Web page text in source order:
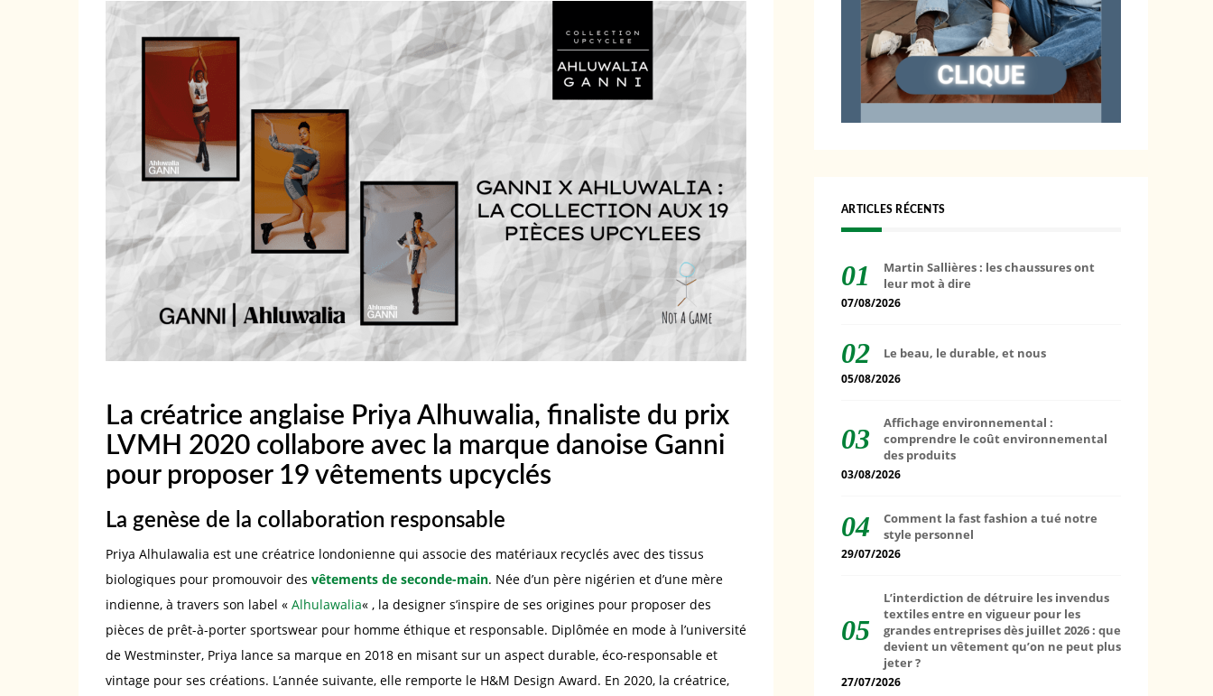
La créatrice anglaise Priya Alhuwalia, finaliste du prix
LVMH 2020 collabore avec la marque danoise Ganni
pour proposer 19 vêtements upcyclés
La genèse de la collaboration responsable
Priya Alhulawalia est une créatrice londonienne qui associe des matériaux recyclés avec des tissus
biologiques pour promouvoir des vêtements de seconde-main. Née d’un père nigérien et d’une mère
indienne, à travers son label « Alhulawalia« , la designer s’inspire de ses origines pour proposer des
pièces de prêt-à-porter sportswear pour homme éthique et responsable. Diplômée en mode à l’université
de Westminster, Priya lance sa marque en 2018 en misant sur un aspect durable, éco-responsable et
vintage pour ses créations. L’année suivante, elle remporte le H&M Design Award. En 2020, la créatrice,
ARTICLES RÉCENTS
Martin Sallières : les chaussures ont
leur mot à dire
07/08/2026
Le beau, le durable, et nous
05/08/2026
Affichage environnemental :
comprendre le coût environnemental
des produits
03/08/2026
Comment la fast fashion a tué notre
style personnel
29/07/2026
L’interdiction de détruire les invendus
textiles entre en vigueur pour les
grandes entreprises dès juillet 2026 : que
devient un vêtement qu’on ne peut plus
jeter ?
27/07/2026